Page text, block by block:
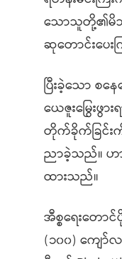
သောသူတို့၏မိသာ
ဆုတောင်းပေး
ပြီးခဲ့သော စ
ယေဇူးမြွေးဖွ
တိုက်ခိုက်ခြင်းကို
ညာခဲ့သည်။ ဟာ
ထားသည်။
အီစ္စရေးတော
(၁၀၀) ကျေ